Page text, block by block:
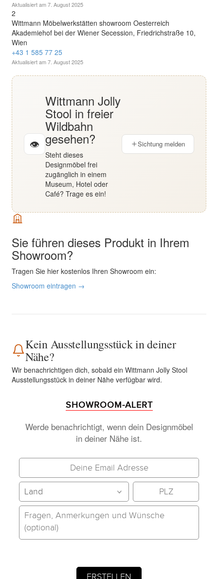
Aktualisiert am7. August 2025
2
Wittmann Möbelwerkstätten showroom Oesterreich
Akademiehof bei der Wiener Secession, Friedrichstraße 10,
Wien
+43 1 585 77 25
Aktualisiert am7. August 2025
👁
Wittmann Jolly
Stool in freier
Wildbahn
gesehen?
Steht dieses
Designmöbel frei
zugänglich in einem
Museum, Hotel oder
Café? Trage es ein!
Sichtung melden
Sie führen dieses Produkt in Ihrem
Showroom?
Tragen Sie hier kostenlos Ihren Showroom ein:
Showroom eintragen →
Kein Ausstellungsstück in deiner
Nähe?
Wir benachrichtigen dich, sobald ein Wittmann Jolly Stool
Ausstellungsstück in deiner Nähe verfügbar wird.
SHOWROOM-ALERT
Werde benachrichtigt, wenn dein Designmöbel
in deiner Nähe ist.